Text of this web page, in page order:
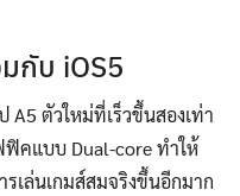
กับ iOS5
ตัวใหม่ที่เร็วขึ้นสองเท่า
คแบบ Dual-core ทำให้
รเล่นเกมส์สมจริงขึ้นอีกมาก